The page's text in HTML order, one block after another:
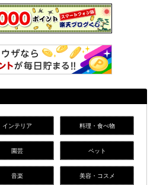
インテリア 料理・食べ物
園芸 ペット
音楽 美容・コスメ